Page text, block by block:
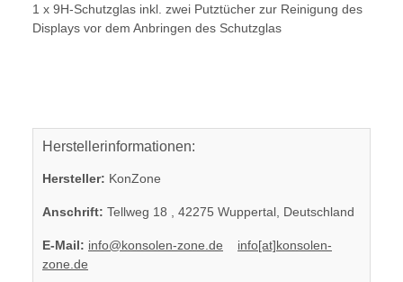
1 x 9H-Schutzglas inkl. zwei Putztücher zur Reinigung des
Displays vor dem Anbringen des Schutzglas
Herstellerinformationen:
Hersteller: KonZone
Anschrift: Tellweg 18 , 42275 Wuppertal, Deutschland
E-Mail: info@konsolen-zone.de
info[at]konsolen-
zone.de